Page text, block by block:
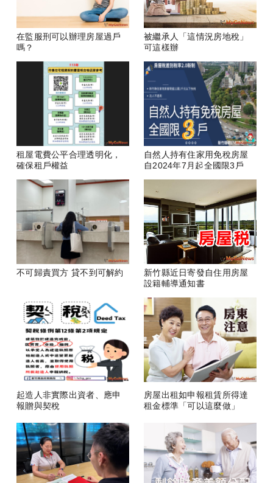
在監服刑可以辦理房屋過戶
嗎？
被繼承人「這情況房地稅」
可這樣辦
租屋電費公平合理透明化，
確保租戶權益
自然人持有住家用免稅房屋
自2024年7月起全國限3戶
不可歸責買方 貸不到可解約
新竹縣近日寄發自住用房屋
設籍輔導通知書
起造人非實際出資者、應申
報贈與契稅
房屋出租如申報租賃所得達
租金標準「可以這麼做」